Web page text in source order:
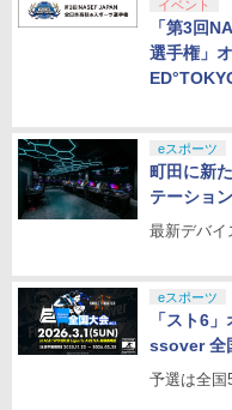
イベント
「第3回
選手権」
eスポーツ
町田に新
テーショ
最新デバイ
eスポーツ
「スト6
ssover 全
予選は全国